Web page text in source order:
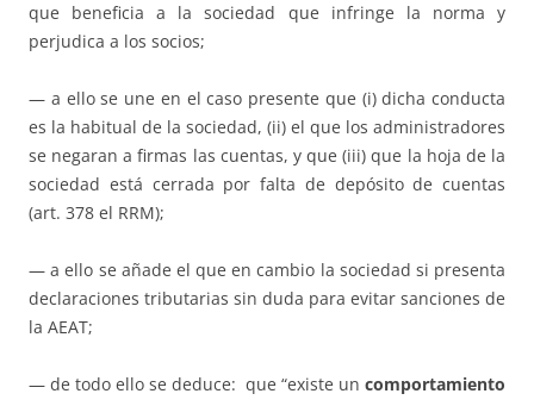
que beneficia a la sociedad que infringe la norma y
perjudica a los socios;
— a ello se une en el caso presente que (i) dicha conducta
es la habitual de la sociedad, (ii) el que los administradores
se negaran a firmas las cuentas, y que (iii) que la hoja de la
sociedad está cerrada por falta de depósito de cuentas
(art. 378 el RRM);
— a ello se añade el que en cambio la sociedad si presenta
declaraciones tributarias sin duda para evitar sanciones de
la AEAT;
— de todo ello se deduce: que “existe un comportamiento